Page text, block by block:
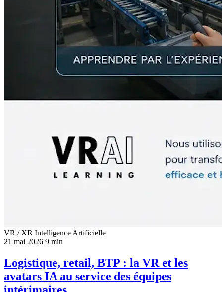
VR / XR Intelligence Artificielle
21 mai 2026 9 min
Logistique, retail, BTP : la VR et les
avatars IA au service des équipes